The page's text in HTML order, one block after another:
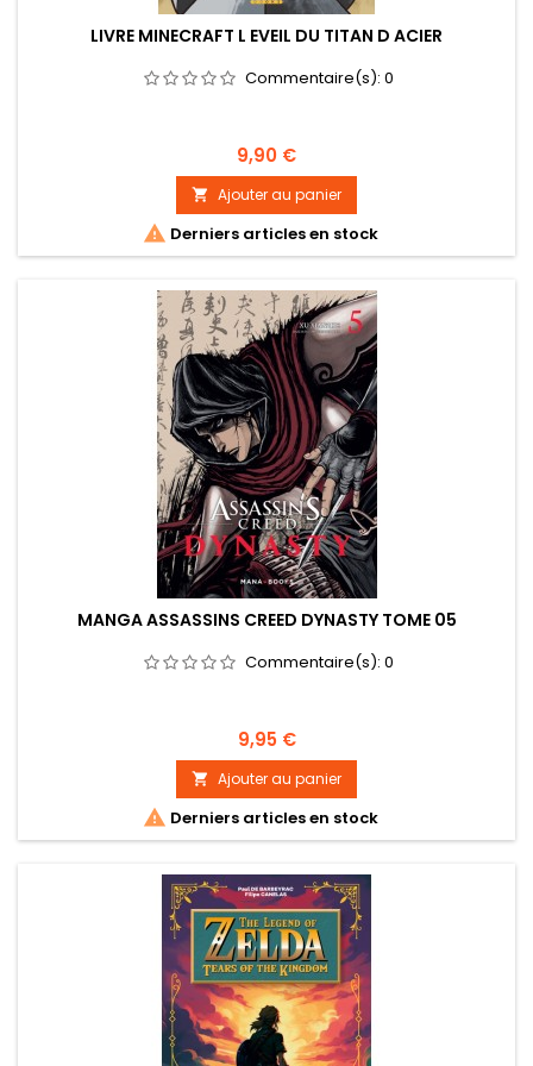
LIVRE MINECRAFT L EVEIL DU TITAN D ACIER
Commentaire(s): 0
Prix
9,90 €
 Ajouter au panier
 Derniers articles en stock
MANGA ASSASSINS CREED DYNASTY TOME 05
Commentaire(s): 0
Prix
9,95 €
 Ajouter au panier
 Derniers articles en stock